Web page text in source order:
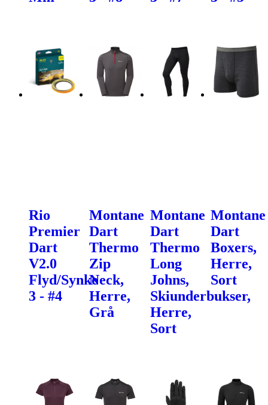
Rio
Premier
Dart
V2.0
Flyd/Synke
3 - #4
Montane
Dart
Thermo
Zip
Neck,
Herre,
Grå
Montane
Dart
Thermo
Long
Johns,
Skiunderbukser,
Herre,
Sort
Montane
Dart
Boxers,
Herre,
Sort